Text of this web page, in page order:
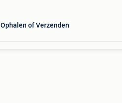
Ophalen of Verzenden